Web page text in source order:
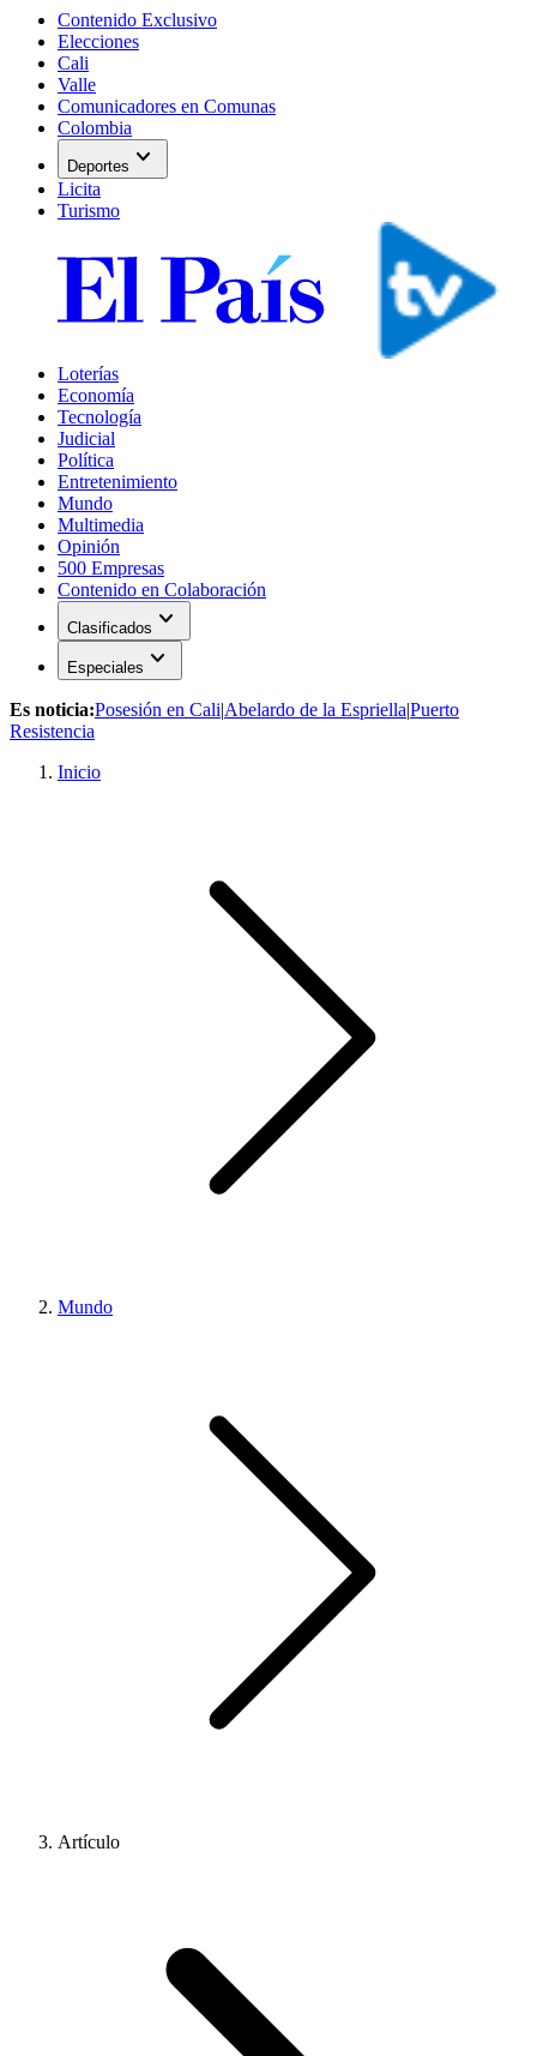
Contenido Exclusivo
Elecciones
Cali
Valle
Comunicadores en Comunas
Colombia
Deportes expand_more
Licita
Turismo
Loterías
Economía
Tecnología
Judicial
Política
Entretenimiento
Mundo
Multimedia
Opinión
500 Empresas
Contenido en Colaboración
Clasificados expand_more
Especiales expand_more
Es noticia:Posesión en Cali|Abelardo de la Espriella|Puerto
Resistencia
Inicio
Mundo
Artículo